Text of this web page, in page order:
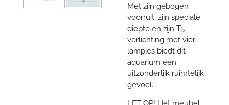
Met zijn gebogen
voorruit, zijn speciale
diepte en zijn T5-
verlichting met vier
lampjes biedt dit
aquarium een
uitzonderlijk ruimtelijk
gevoel.